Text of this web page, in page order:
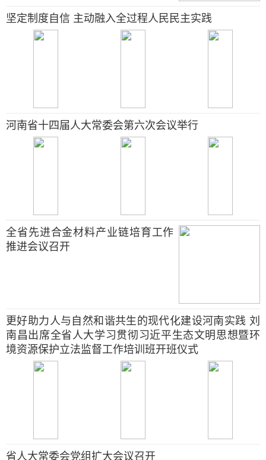
坚定制度自信 主动融入全过程人民民主实践
河南省十四届人大常委会第六次会议举行
全省先进合金材料产业链培育工作
推进会议召开
更好助力人与自然和谐共生的现代化建设河南实践 刘
南昌出席全省人大学习贯彻习近平生态文明思想暨环
境资源保护立法监督工作培训班开班仪式
省人大常委会党组扩大会议召开